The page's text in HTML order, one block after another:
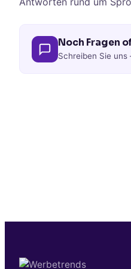
Noch Fragen
Schreiben Sie uns